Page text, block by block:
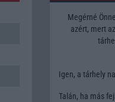
Megérné
azért, mert
Igen, a tárhely
Talán, ha más